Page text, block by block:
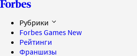
Рубрики
Forbes Games New
Рейтинги
Франшизы